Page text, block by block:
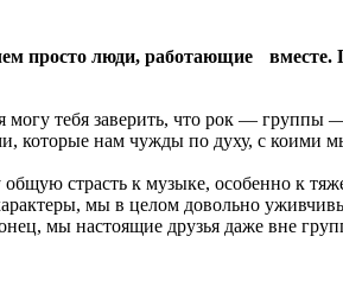
просто люди, работающие
могу тебя заверить, что рок —
которые нам чужды по духу, с
общую страсть к музыке, особенно к
мы в целом довольно
мы настоящие друзья даже вне